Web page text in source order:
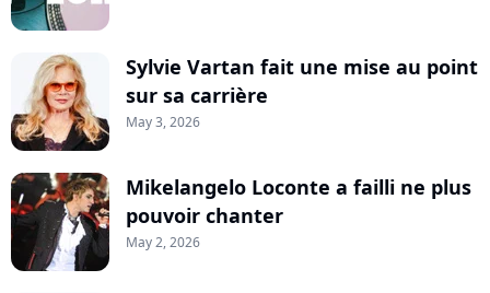
Sylvie Vartan fait une mise au point
sur sa carrière
May 3, 2026
Mikelangelo Loconte a failli ne plus
pouvoir chanter
May 2, 2026